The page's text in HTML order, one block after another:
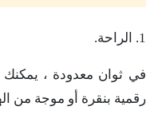
1. الراحة.
في ثوان معدودة ،
رقمية بنقرة أو موجة من